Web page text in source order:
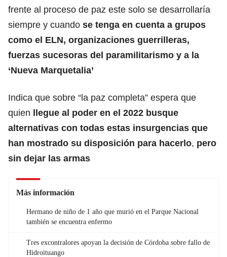
frente al proceso de paz este solo se desarrollaría
siempre y cuando se tenga en cuenta a grupos
como el ELN, organizaciones guerrilleras,
fuerzas sucesoras del paramilitarismo y a la
‘Nueva Marquetalia’
Indica que sobre “la paz completa” espera que
quien llegue al poder en el 2022 busque
alternativas con todas estas insurgencias que
han mostrado su disposición para hacerlo, pero
sin dejar las armas
Más información
Hermano de niño de 1 año que murió en el Parque Nacional
también se encuentra enfermo
Tres excontralores apoyan la decisión de Córdoba sobre fallo de
Hidroituango